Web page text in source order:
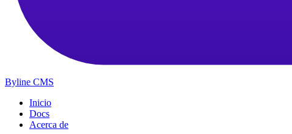
Byline CMS
Inicio
Docs
Acerca de